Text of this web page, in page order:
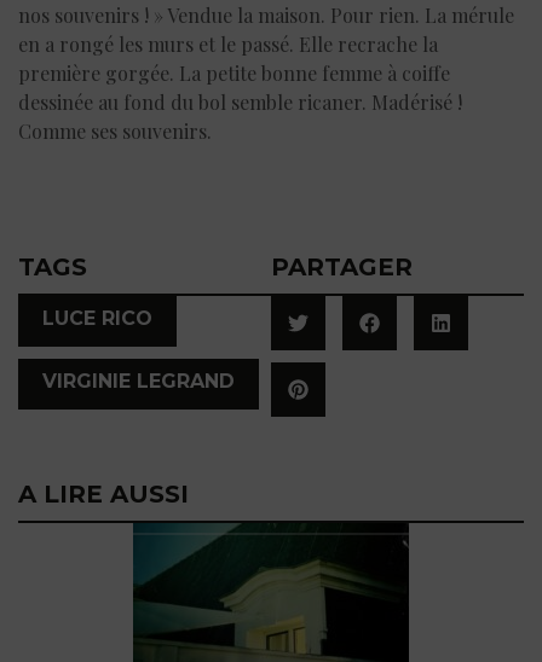
nos souvenirs ! » Vendue la maison. Pour rien. La mérule
en a rongé les murs et le passé. Elle recrache la
première gorgée. La petite bonne femme à coiffe
dessinée au fond du bol semble ricaner. Madérisé !
Comme ses souvenirs.
TAGS
LUCE RICO
VIRGINIE LEGRAND
PARTAGER
A LIRE AUSSI